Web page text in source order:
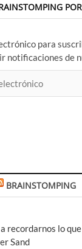
para
notificaciones de
BRAINSTOMPING
recordarnos lo
Sand